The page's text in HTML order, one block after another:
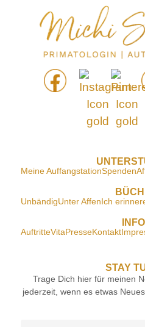
Meine AuffangstationSpenden
UnbändigUnter AffenIch
AuftritteVitaPresseKontakt
STAY
Trage Dich hier für meinen
jederzeit, wenn es etwas